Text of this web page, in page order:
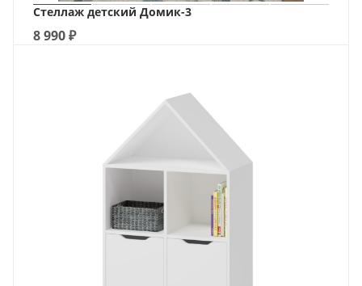
Стеллаж детский Домик-3
8 990₽